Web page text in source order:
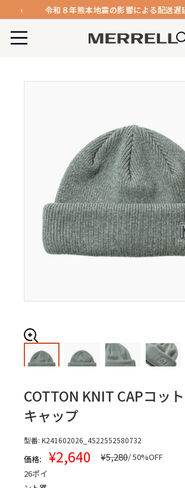
ン
‹
令和８年熊本地震の影響による配送遅
令和８年熊本地震の影響による配送遅
MERRELL
オ
イ
ン
ス
ト
ア
COTTON KNIT CAPコッ
キャップ
型番: K241602026_4522552580732
価格: 販
¥2,640 通
¥5,280/ 50%OFF
26ポイ